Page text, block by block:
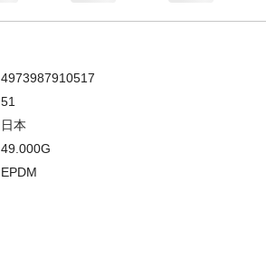
4973987910517
51
日本
49.000G
EPDM